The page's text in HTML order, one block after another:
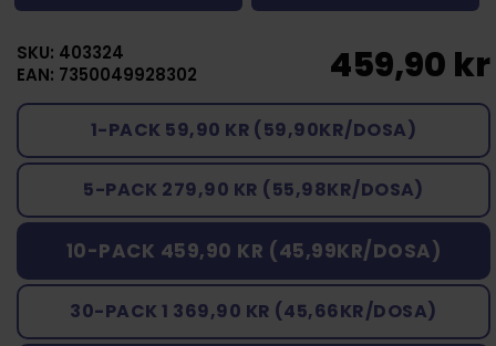
SKU: 403324
EAN: 7350049928302
459,90 kr
1-PACK 59,90 KR (59,90KR/DOSA)
5-PACK 279,90 KR (55,98KR/DOSA)
10-PACK 459,90 KR (45,99KR/DOSA)
30-PACK 1 369,90 KR (45,66KR/DOSA)